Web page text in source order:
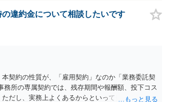
違約金について相談したいです
契約の性質が、「雇用契約」なのか「業務委託契
所の専属契約では、残存期間や報酬額、投下コス
だし、実務上よくあるからといって当然に適法と